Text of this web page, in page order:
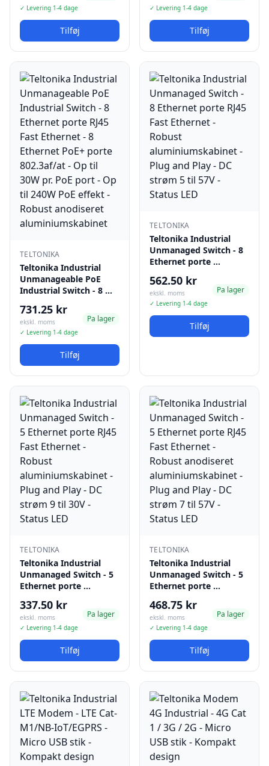
✓ Levering 1-4 dage
Tilføj
✓ Levering 1-4 dage
Tilføj
TELTONIKA
Teltonika Industrial
Unmanageable PoE
Industrial Switch - 8 …
731.25 kr
ekskl. moms
✓ Levering 1-4 dage
Pa lager
Tilføj
TELTONIKA
Teltonika Industrial
Unmanaged Switch - 8
Ethernet porte …
562.50 kr
ekskl. moms
✓ Levering 1-4 dage
Pa lager
Tilføj
TELTONIKA
Teltonika Industrial
Unmanaged Switch - 5
Ethernet porte …
337.50 kr
ekskl. moms
✓ Levering 1-4 dage
Pa lager
Tilføj
TELTONIKA
Teltonika Industrial
Unmanaged Switch - 5
Ethernet porte …
468.75 kr
ekskl. moms
✓ Levering 1-4 dage
Pa lager
Tilføj